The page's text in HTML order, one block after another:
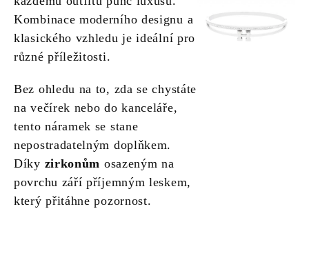
Kombinace moderního designu a
klasického vzhledu je ideální pro
různé příležitosti.
Bez ohledu na to, zda se chystáte
na večírek nebo do kanceláře,
tento náramek se stane
nepostradatelným doplňkem.
Díky zirkonům osazeným na
povrchu září příjemným leskem,
který přitáhne pozornost.